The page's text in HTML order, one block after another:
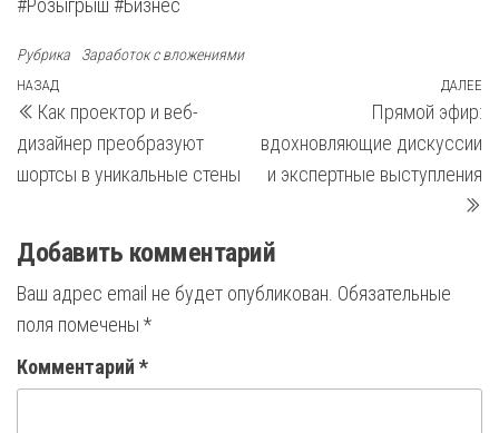
Рубрика Заработок с вложениями
Навигация
по
записям
Предыдущая
запись
НАЗАД
Как проектор и веб-
дизайнер преобразуют
шортсы в уникальные стены
ДАЛЕЕ
Прямой эфир:
вдохновляющие дискуссии
и экспертные выступления
Добавить комментарий
Ваш адрес email не будет опубликован. Обязательные
поля помечены *
Комментарий *